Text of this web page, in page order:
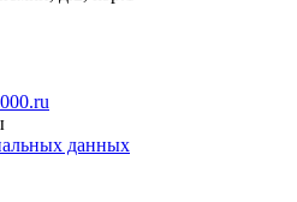
данных